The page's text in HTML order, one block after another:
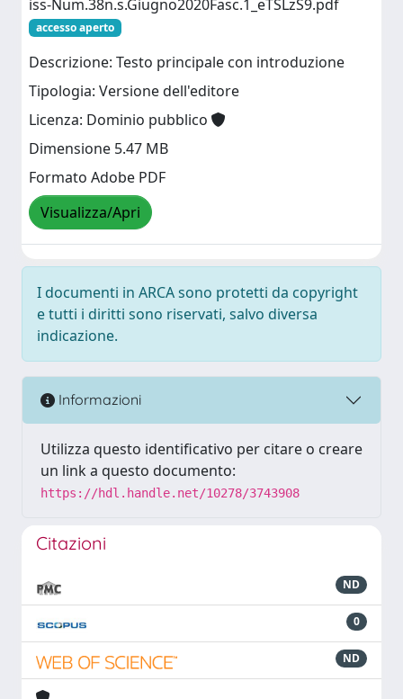
iss-Num.38n.s.Giugno2020Fasc.1_eTSLzS9.pdf
accesso aperto
Descrizione: Testo principale con introduzione
Tipologia: Versione dell'editore
Licenza: Dominio pubblico
Dimensione 5.47 MB
Formato Adobe PDF
Visualizza/Apri
I documenti in ARCA sono protetti da copyright
e tutti i diritti sono riservati, salvo diversa
indicazione.
Informazioni
Utilizza questo identificativo per citare o creare
un link a questo documento:
https://hdl.handle.net/10278/3743908
Citazioni
ND
0
ND